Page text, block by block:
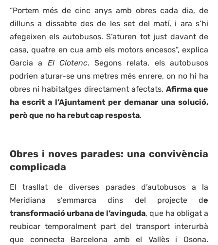
“Portem més de cinc anys amb obres cada dia, de
dilluns a dissabte des de les set del matí, i ara s’hi
afegeixen els autobusos. S’aturen tot just davant de
casa, quatre en cua amb els motors encesos”, explica
Garcia a El Clotenc. Segons relata, els autobusos
podrien aturar-se uns metres més enrere, on no hi ha
obres ni habitatges directament afectats. Afirma que
ha escrit a l’Ajuntament per demanar una solució,
però que no ha rebut cap resposta.
Obres i noves parades: una convivència
complicada
El trasllat de diverses parades d’autobusos a la
Meridiana s’emmarca dins del projecte de
transformació urbana de l’avinguda, que ha obligat a
reubicar temporalment part del transport interurbà
que connecta Barcelona amb el Vallès i Osona.